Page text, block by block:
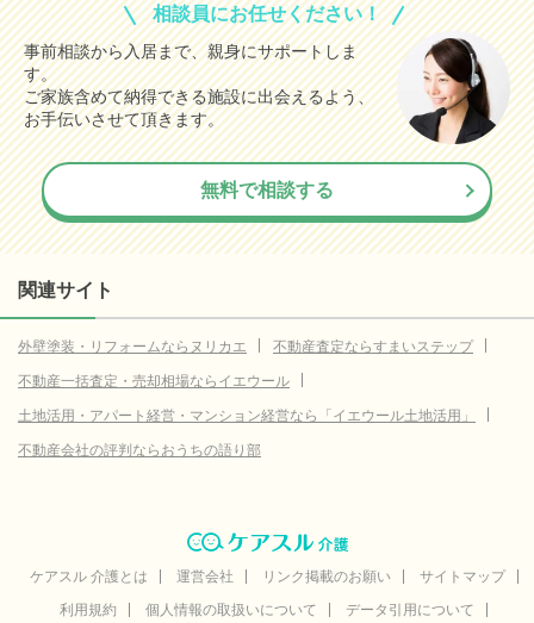
相談員にお任せください！
事前相談から入居まで、親身にサポートしま
す。
ご家族含めて納得できる施設に出会えるよう、
お手伝いさせて頂きます。
無料で相談する
関連サイト
外壁塗装・リフォームならヌリカエ
不動産査定ならすまいステップ
不動産一括査定・売却相場ならイエウール
土地活用・アパート経営・マンション経営なら「イエウール土地活用」
不動産会社の評判ならおうちの語り部
ケアスル 介護とは 運営会社 リンク掲載のお願い
サイトマップ
利用規約
個人情報の取扱いについて データ引用について